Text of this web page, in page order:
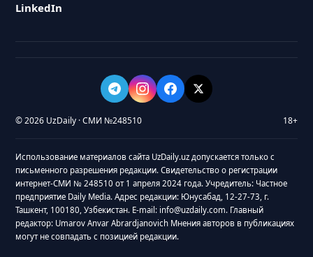
LinkedIn
© 2026 UzDaily · СМИ №248510 18+
Использование материалов сайта UzDaily.uz допускается только с
письменного разрешения редакции. Свидетельство о регистрации
интернет-СМИ № 248510 от 1 апреля 2024 года. Учредитель: Частное
предприятие Daily Media. Адрес редакции: Юнусабад, 12-27-73, г.
Ташкент, 100180, Узбекистан. E-mail: info@uzdaily.com. Главный
редактор: Umarov Anvar Abrardjanovich Мнения авторов в публикациях
могут не совпадать с позицией редакции.